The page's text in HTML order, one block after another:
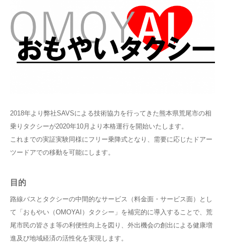
2018年より弊社SAVSによる技術協力を行ってきた熊本県荒尾市の相
乗りタクシーが2020年10月より本格運行を開始いたします。
これまでの実証実験同様にフリー乗降式となり、需要に応じたドアー
ツードアでの移動を可能にします。
目的
路線バスとタクシーの中間的なサービス（料金面・サービス面）とし
て「おもやい（OMOYAI）タクシー」を補完的に導入することで、荒
尾市民の皆さま等の利便性向上を図り、外出機会の創出による健康増
進及び地域経済の活性化を実現します。